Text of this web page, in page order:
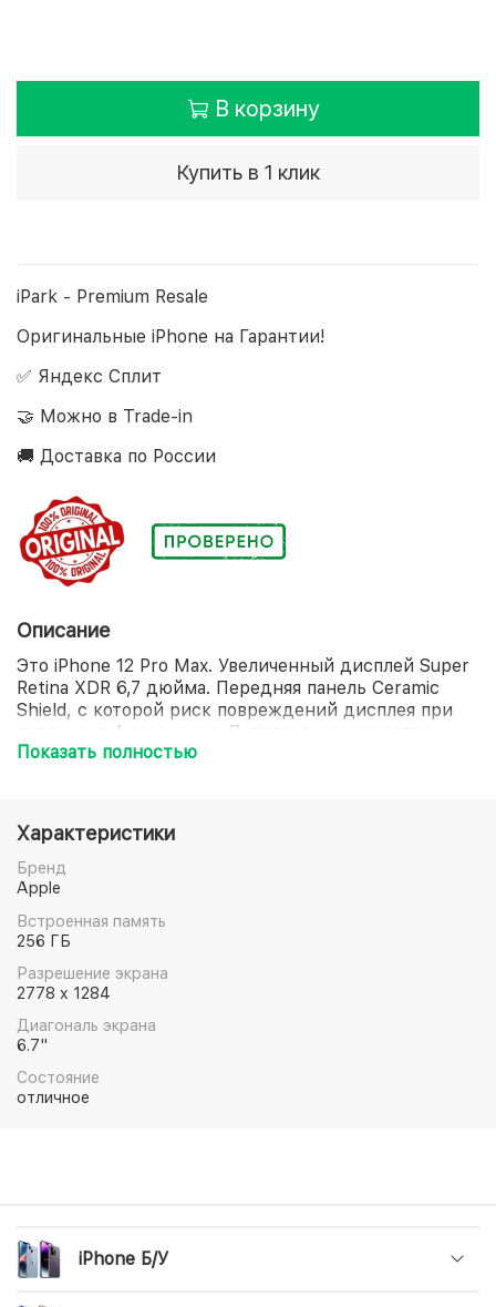
В корзину
Купить в 1 клик
iPark - Premium Resale
Оригинальные iPhone на Гарантии!
✅ Яндекс Сплит
🤝 Можно в Trade-in
🚚 Доставка по России
Описание
Это iPhone 12 Pro Max. Увеличенный дисплей Super
Retina XDR 6,7 дюйма. Передняя панель Ceramic
Shield, с которой риск повреждений дисплея при
падении в 4 раза ниже. Потрясающее качество
снимков при слабом освещении благодаря лучшей
видео кинематографического качества в стандарте
Dolby Vision. Ночной режим для портретов и
улучшенная дополненная реальность благодаря
сканеру LiDAR. Мощный процессор A14 Bionic.
Аксессуары MagSafe, которые мгновенно
примагничиваются и обеспечивают более быструю
возможности.
Показать полностью
Характеристики
Бренд
Apple
Встроенная память
256 ГБ
Разрешение экрана
2778 x 1284
Диагональ экрана
6.7"
Состояние
отличное
iPhone Б/У